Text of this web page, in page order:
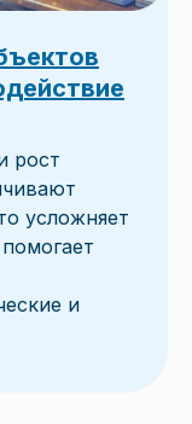
рост
усложняет
и